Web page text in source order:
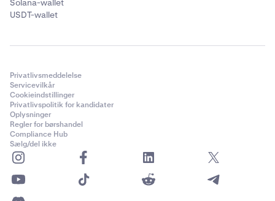
Solana-wallet
USDT-wallet
Privatlivsmeddelelse
Servicevilkår
Cookieindstillinger
Privatlivspolitik for kandidater
Oplysninger
Regler for børshandel
Compliance Hub
Sælg/del ikke